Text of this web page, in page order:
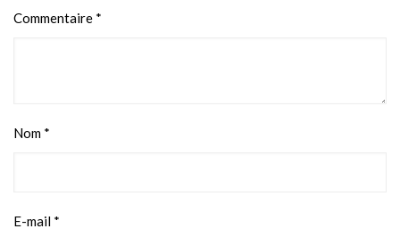
Commentaire *
Nom *
E-mail *